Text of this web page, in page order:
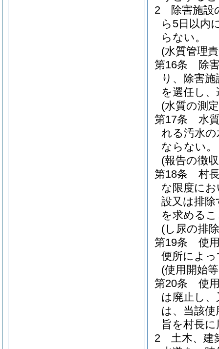
2
除害施設
ら5日以内
らない。
(水質管理
第16条
除
り、除害
を選任し
(水質の測
第17条
水
れる汚水
ならない。
(報告の徴
第18条
村
な限度に
設又は排
を求める
(し尿の排
第19条
使
便所によ
(使用開始
第20条
使
は廃止し
は、当該
旨を村長
2
土木、建